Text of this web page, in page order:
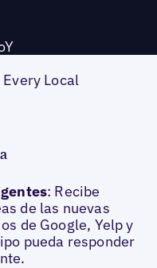
Local
: Recibe
de las nuevas
de Google, Yelp y
pueda responder